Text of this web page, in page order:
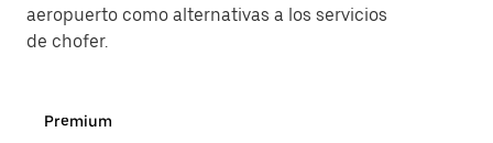
aeropuerto como alternativas a los servicios
de chofer.
Premium